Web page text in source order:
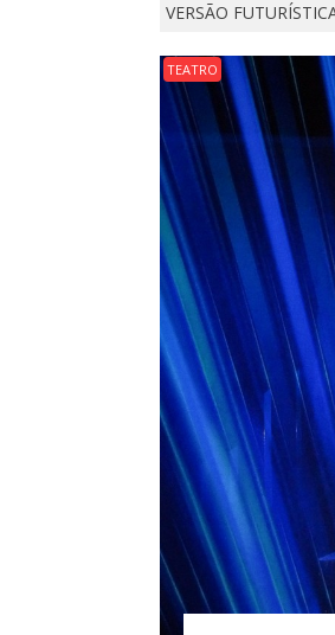
VERSÃO
TEATRO